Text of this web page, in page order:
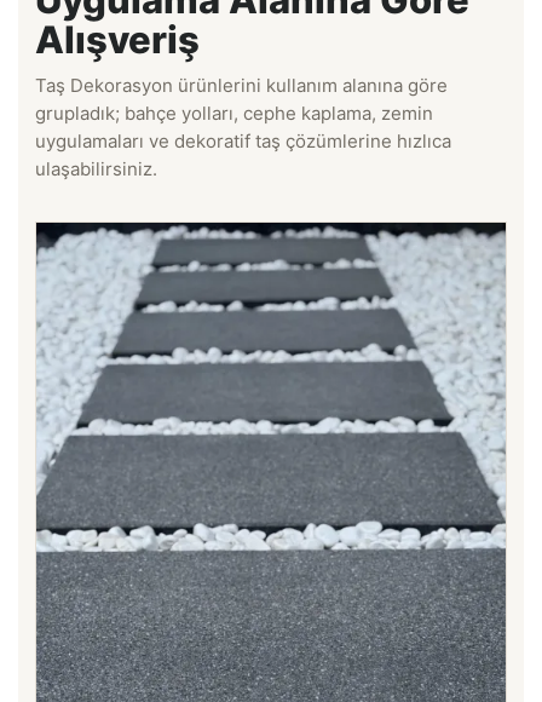
Alışveriş
Taş Dekorasyon ürünlerini kullanım alanına göre
grupladık; bahçe yolları, cephe kaplama, zemin
uygulamaları ve dekoratif taş çözümlerine hızlıca
ulaşabilirsiniz.